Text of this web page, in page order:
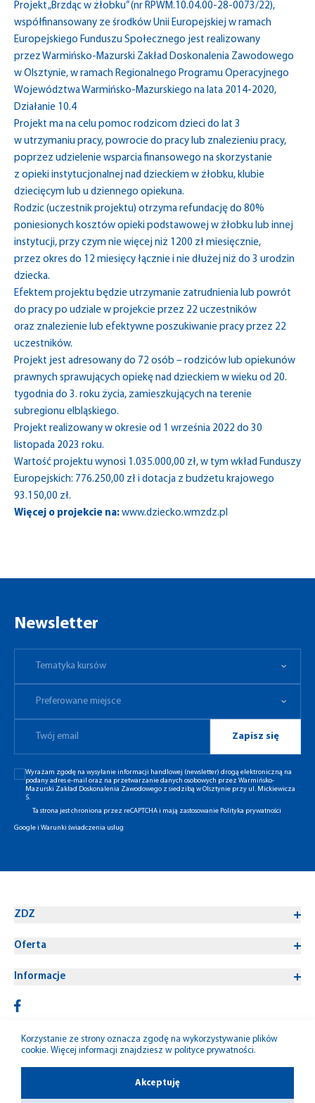
Korzystanie ze strony oznacza zgodę na wykorzystywanie plików
cookie. Więcej informacji znajdziesz w polityce prywatności.
Akceptuję
Projekt „Brzdąc w żłobku” (nr RPWM.10.04.00-28-0073/22),
współfinansowany ze środków Unii Europejskiej w ramach
Europejskiego Funduszu Społecznego jest realizowany
przez Warmińsko-Mazurski Zakład Doskonalenia Zawodowego
w Olsztynie, w ramach Regionalnego Programu Operacyjnego
Województwa Warmińsko-Mazurskiego na lata 2014-2020,
Działanie 10.4
Projekt ma na celu pomoc rodzicom dzieci do lat 3
w utrzymaniu pracy, powrocie do pracy lub znalezieniu pracy,
poprzez udzielenie wsparcia finansowego na skorzystanie
z opieki instytucjonalnej nad dzieckiem w żłobku, klubie
dziecięcym lub u dziennego opiekuna.
Rodzic (uczestnik projektu) otrzyma refundację do 80%
poniesionych kosztów opieki podstawowej w żłobku lub innej
instytucji, przy czym nie więcej niż 1200 zł miesięcznie,
przez okres do 12 miesięcy łącznie i nie dłużej niż do 3 urodzin
dziecka.
Efektem projektu będzie utrzymanie zatrudnienia lub powrót
do pracy po udziale w projekcie przez 22 uczestników
oraz znalezienie lub efektywne poszukiwanie pracy przez 22
uczestników.
Projekt jest adresowany do 72 osób – rodziców lub opiekunów
prawnych sprawujących opiekę nad dzieckiem w wieku od 20.
tygodnia do 3. roku życia, zamieszkujących na terenie
subregionu elbląskiego.
Projekt realizowany w okresie od 1 września 2022 do 30
listopada 2023 roku.
Wartość projektu wynosi 1.035.000,00 zł, w tym wkład Funduszy
Europejskich: 776.250,00 zł i dotacja z budżetu krajowego
93.150,00 zł.
Więcej o projekcie na: www.dziecko.wmzdz.pl
Newsletter
Tematyka kursów
Preferowane miejsce
Zapisz się
Wyrażam zgodę na wysyłanie informacji handlowej (newsletter) drogą elektroniczną na
podany adres e-mail oraz na przetwarzanie danych osobowych przez Warmińsko-
Mazurski Zakład Doskonalenia Zawodowego z siedzibą w Olsztynie przy ul. Mickiewicza
5.
Ta strona jest chroniona przez reCAPTCHA i mają zastosowanie Polityka prywatności
Googlei Warunki świadczenia usług
ZDZ
Oferta
Informacje